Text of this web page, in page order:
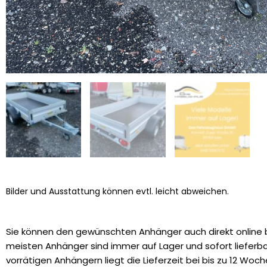
Bilder und Ausstattung können evtl. leicht abweichen.
Sie können den gewünschten Anhänger auch direkt online
meisten Anhänger sind immer auf Lager und sofort
vorrätigen Anhängern liegt die Lieferzeit bei bis zu 12